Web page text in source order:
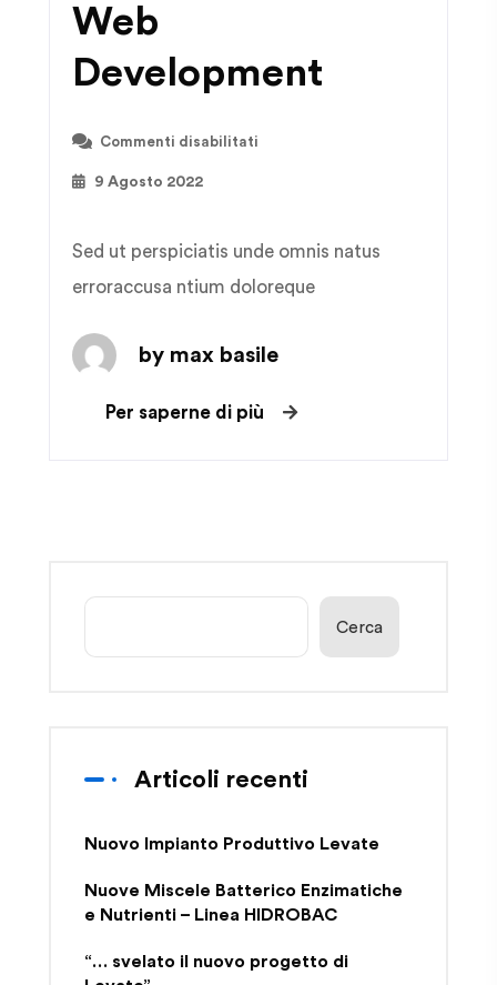
Web
Development
Commenti disabilitati
9 Agosto 2022
Sed ut perspiciatis unde omnis natus
erroraccusa ntium doloreque
by max basile
Per saperne di più
Cerca
Articoli recenti
Nuovo Impianto Produttivo Levate
Nuove Miscele Batterico Enzimatiche
e Nutrienti – Linea HIDROBAC
“… svelato il nuovo progetto di